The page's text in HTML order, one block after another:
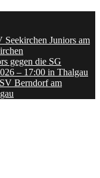
Seekirchen Juniors am
gegen die SG
– 17:00 in Thalgau
Berndorf am